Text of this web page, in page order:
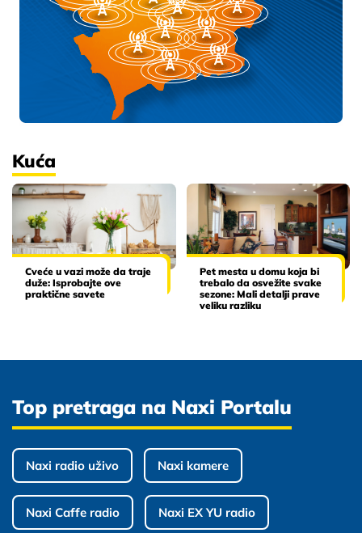
Kuća
Cveće u vazi može da traje
duže: Isprobajte ove
praktične savete
Pet mesta u domu koja bi
trebalo da osvežite svake
sezone: Mali detalji prave
veliku razliku
Top pretraga na Naxi Portalu
Naxi radio uživo Naxi kamere
Naxi Caffe radio Naxi EX YU radio